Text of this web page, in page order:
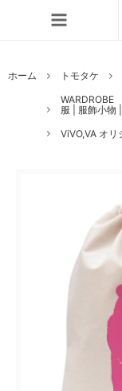
ホーム トモタケ
WARDROBE
服 | 服飾小物
ViVO,VA オリ